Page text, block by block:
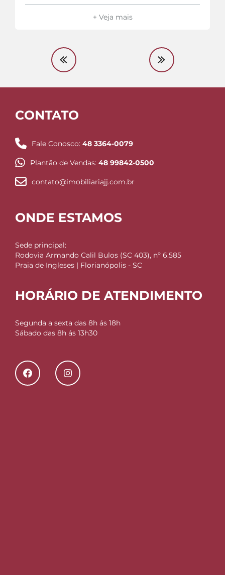
+ Veja mais
CONTATO
Fale Conosco: 48 3364-0079
Plantão de Vendas: 48 99842-0500
contato@imobiliariajj.com.br
ONDE ESTAMOS
Sede principal:
Rodovia Armando Calil Bulos (SC 403), nº 6.585
Praia de Ingleses | Florianópolis - SC
HORÁRIO DE ATENDIMENTO
Segunda a sexta das 8h ás 18h
Sábado das 8h ás 13h30